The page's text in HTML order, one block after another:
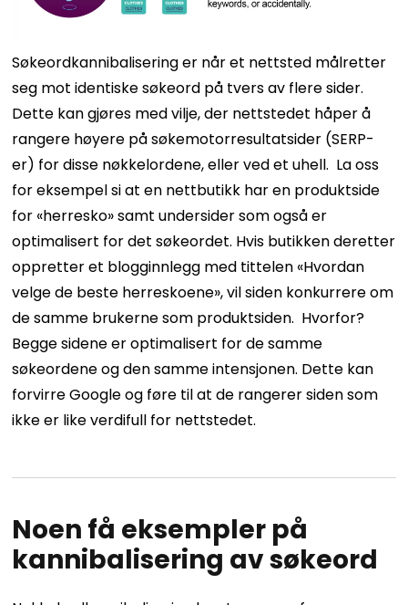
Søkeordkannibalisering er når et nettsted målretter
seg mot identiske søkeord på tvers av flere sider.
Dette kan gjøres med vilje, der nettstedet håper å
rangere høyere på søkemotorresultatsider (SERP-
er) for disse nøkkelordene, eller ved et uhell. La oss
for eksempel si at en nettbutikk har en produktside
for «herresko» samt undersider som også er
optimalisert for det søkeordet. Hvis butikken deretter
oppretter et blogginnlegg med tittelen «Hvordan
velge de beste herreskoene», vil siden konkurrere om
de samme brukerne som produktsiden. Hvorfor?
Begge sidene er optimalisert for de samme
søkeordene og den samme intensjonen. Dette kan
forvirre Google og føre til at de rangerer siden som
ikke er like verdifull for nettstedet.
Noen få eksempler på
kannibalisering av søkeord